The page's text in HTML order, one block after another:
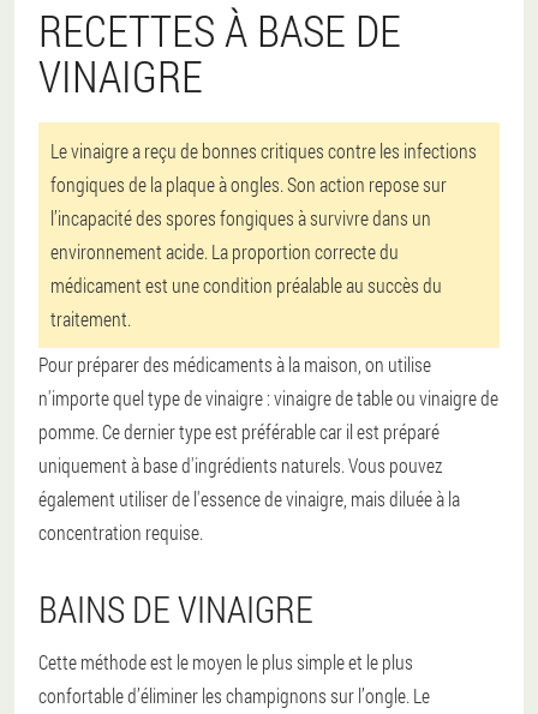
RECETTES À BASE DE
VINAIGRE
Le vinaigre a reçu de bonnes critiques contre les infections
fongiques de la plaque à ongles. Son action repose sur
l’incapacité des spores fongiques à survivre dans un
environnement acide. La proportion correcte du
médicament est une condition préalable au succès du
traitement.
Pour préparer des médicaments à la maison, on utilise
n'importe quel type de vinaigre : vinaigre de table ou vinaigre de
pomme. Ce dernier type est préférable car il est préparé
uniquement à base d'ingrédients naturels. Vous pouvez
également utiliser de l'essence de vinaigre, mais diluée à la
concentration requise.
BAINS DE VINAIGRE
Cette méthode est le moyen le plus simple et le plus
confortable d’éliminer les champignons sur l’ongle. Le